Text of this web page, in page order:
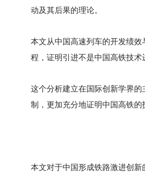
动及其后果的理论。
本文从中国高速列车的开发绩效
程，证明引进不是中国高铁技术
这个分析建立在国际创新学界
制，更加充分地证明中国高铁的
本文对于中国形成铁路激进创